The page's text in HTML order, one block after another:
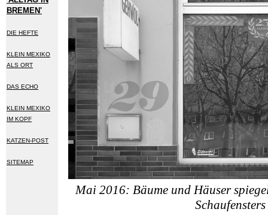
BREMEN'
DIE HEFTE
KLEIN MEXIKO
ALS ORT
DAS ECHO
KLEIN MEXIKO
IM KOPF
KATZEN-POST
SITEMAP
Mai 2016: Bäume und Häuser
Schaufensters